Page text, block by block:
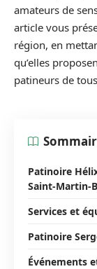
amateurs de
article vous
région, en
qu’elles
patineurs de
Patinoire
Saint-Martin-
Services et
Patinoire
Événements